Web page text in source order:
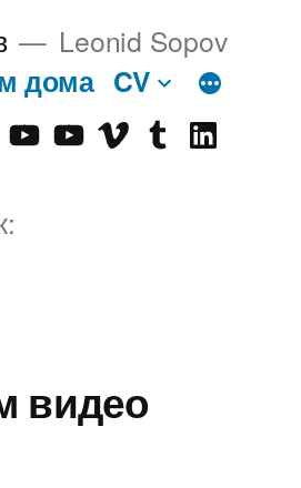
Leonid Sopov
дома CV
Youtube
Old Vimeotumblrlinkedin
видео